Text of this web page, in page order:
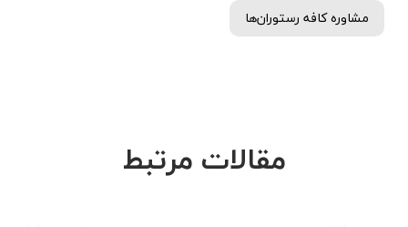
مشاوره کافه رستوران‌ها
مقالات مرتبط